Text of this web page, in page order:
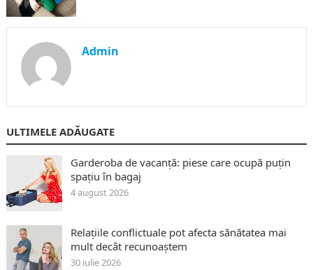
Admin
ULTIMELE ADĂUGATE
Garderoba de vacanță: piese care ocupă puțin
spațiu în bagaj
4 august 2026
Relațiile conflictuale pot afecta sănătatea mai
mult decât recunoaștem
30 iulie 2026